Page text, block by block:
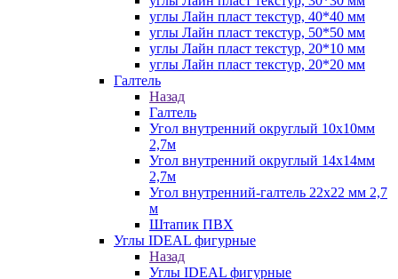
углы Лайн пласт текстур, 40*40 мм
углы Лайн пласт текстур, 50*50 мм
углы Лайн пласт текстур, 20*10 мм
углы Лайн пласт текстур, 20*20 мм
Галтель
Назад
Галтель
Угол внутренний округлый 10х10мм
2,7м
Угол внутренний округлый 14х14мм
2,7м
Угол внутренний-галтель 22х22 мм 2,7
м
Штапик ПВХ
Углы IDEAL фигурные
Назад
Углы IDEAL фигурные